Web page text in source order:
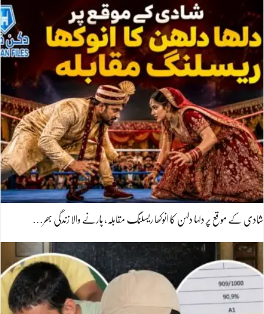
شادی کے موقع پر دلہا دلہن کا انوکھا ریسلنگ مقابلہ، ہارنے والا زندگی بھر…